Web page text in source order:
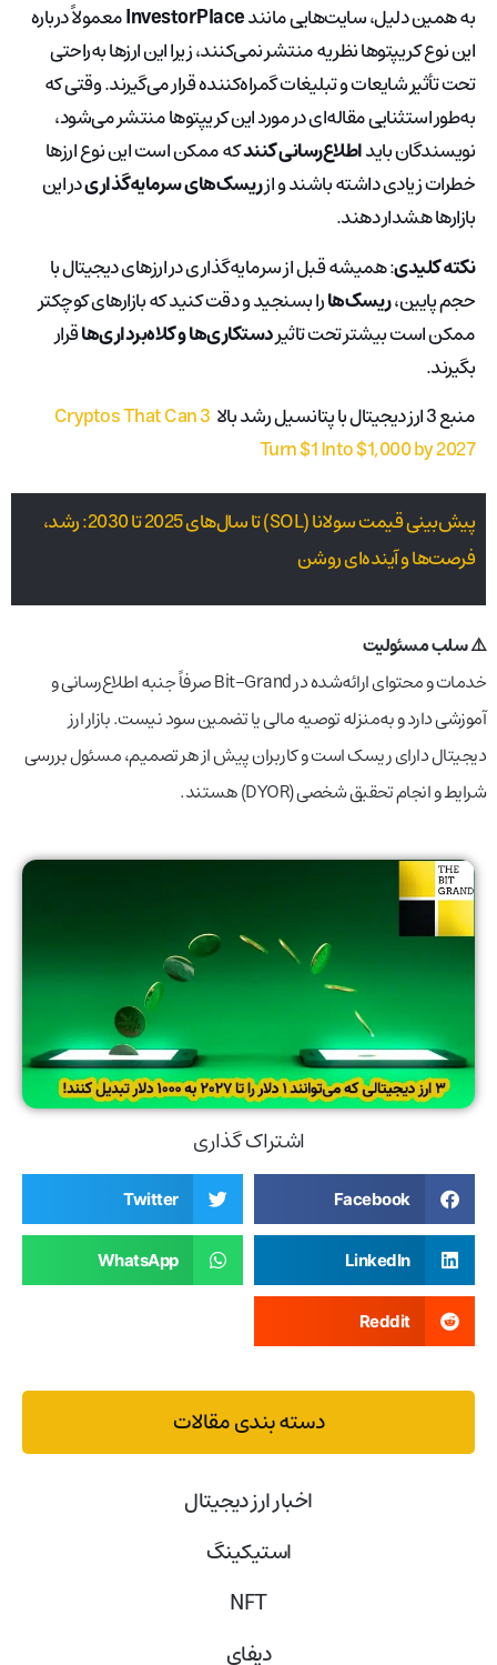
به همین دلیل، سایت‌هایی مانندInvestorPlaceمعمولاً درباره
این نوع کریپتوها نظریه منتشر نمی‌کنند، زیرا این ارزها به‌راحتی
تحت تأثیر شایعات و تبلیغات گمراه‌کننده قرار می‌گیرند. وقتی که
به‌طور استثنایی مقاله‌ای در مورد این کریپتوها منتشر می‌شود،
نویسندگان بایداطلاع‌رسانی کنندکه ممکن است این نوع ارزها
خطرات زیادی داشته باشند و ازریسک‌های سرمایه‌گذاریدر این
بازارها هشدار دهند.
نکته کلیدی: همیشه قبل از سرمایه‌گذاری در ارزهای دیجیتال با
حجم پایین،ریسک‌هارا بسنجید و دقت کنید که بازارهای کوچکتر
ممکن است بیشتر تحت تاثیردستکاری‌ها و کلاه‌برداری‌هاقرار
بگیرند.
منبع 3 ارز دیجیتال با پتانسیل رشد بالا
3 Cryptos That Can
Turn $1 Into $1,000 by 2027
پیش‌بینی قیمت سولانا (SOL) تا سال‌های 2025 تا 2030: رشد،
فرصت‌ها و آینده‌ای روشن
⚠️ سلب مسئولیت
خدمات و محتوای ارائه‌شده در Bit-Grand صرفاً جنبه اطلاع‌رسانی و
آموزشی دارد و به‌منزله توصیه مالی یا تضمین سود نیست. بازار ارز
دیجیتال دارای ریسک است و کاربران پیش از هر تصمیم، مسئول بررسی
شرایط و انجام تحقیق شخصی (DYOR) هستند.
اشتراک گذاری
Facebook
Twitter
LinkedIn
WhatsApp
Reddit
دسته بندی مقالات
اخبار ارز دیجیتال
استیکینگ
NFT
دیفای